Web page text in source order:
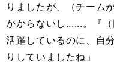
りましたが、（チーム
かからないし......。『
活躍しているのに、自
りしていましたね」